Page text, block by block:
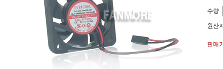
마우스를 올려보세요
수량
원산
판매